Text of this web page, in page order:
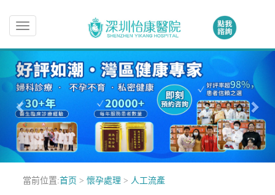
Toggle
navigation
當前位置:首页 > 懷孕處理 > 人工流產